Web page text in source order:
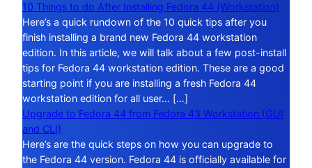
10 Things to do After Installing Fedora 44 (Workstation)
Here’s a quick rundown of the 10 quick tips after you
finish installing a brand new Fedora 44 workstation
edition. In this article, we will talk about a few post-install
tips for Fedora 44 workstation edition. These are a good
starting point if you are installing a fresh Fedora 44
workstation edition for all user… […]
Upgrade to Fedora 44 from Fedora 43 Workstation (GUI
and CLI)
Here’s are the quick steps on how you can upgrade to
the Fedora 44 version. Fedora 44 is officially available for